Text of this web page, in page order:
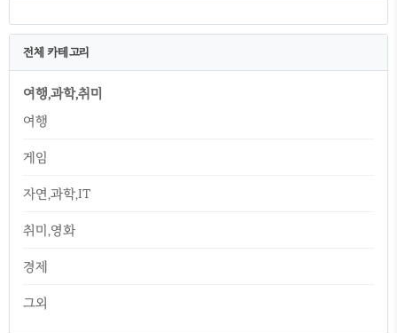
전체 카테고리
여행,과학,취미
여행
게임
자연,과학,IT
취미,영화
경제
그외